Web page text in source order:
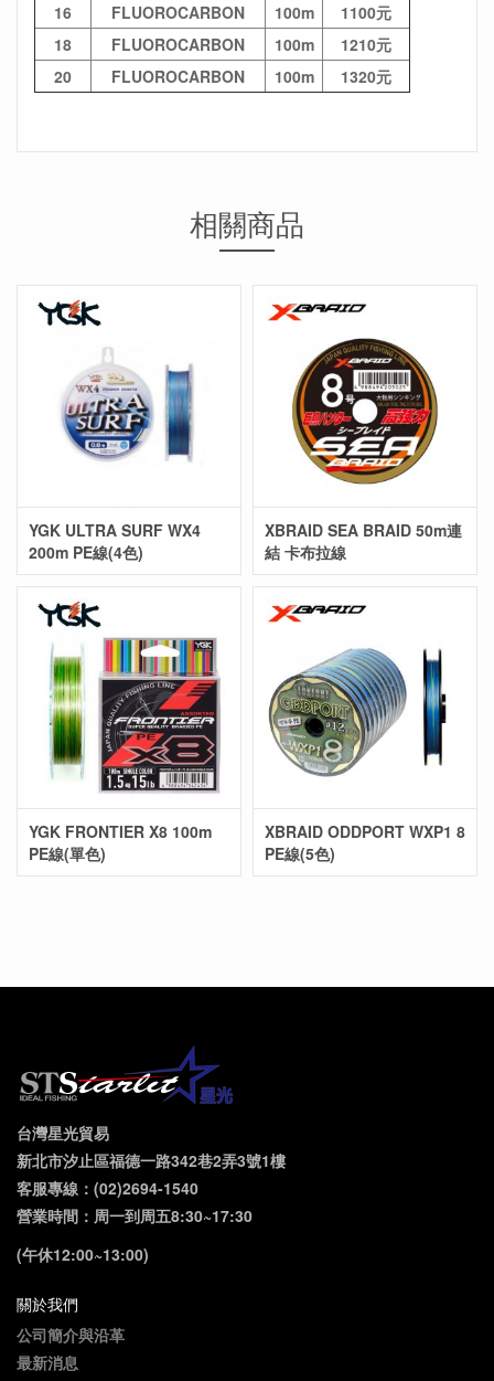
16
FLUOROCARBON 100m
1100元
18
FLUOROCARBON 100m
1210元
20
FLUOROCARBON 100m 1320元
相關商品
YGK ULTRA SURF WX4
200m PE線(4色)
XBRAID SEA BRAID 50m連
結 卡布拉線
YGK FRONTIER X8 100m
PE線(單色)
XBRAID ODDPORT WXP1 8
PE線(5色)
台灣星光貿易
新北市汐止區福德一路342巷2弄3號1樓
客服專線：(02)2694-1540
營業時間：周一到周五8:30~17:30
(午休12:00~13:00)
關於我們
公司簡介與沿革
最新消息